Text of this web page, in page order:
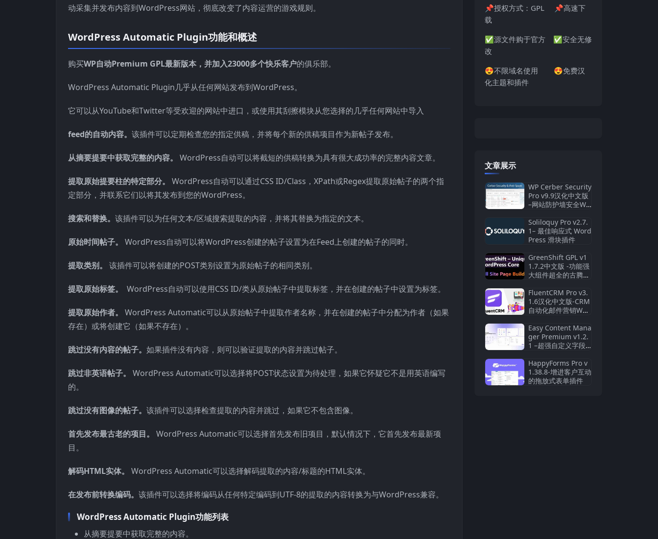
动采集并发布内容到WordPress网站，彻底改变了内容运营的游戏规则。
WordPress Automatic Plugin功能和概述
购买WP自动Premium GPL最新版本，并加入23000多个快乐客户的俱乐部。
WordPress Automatic Plugin几乎从任何网站发布到WordPress。
它可以从YouTube和Twitter等受欢迎的网站中进口，或使用其刮擦模块从您选择的几乎任何网站中导入
feed的自动内容。 该插件可以定期检查您的指定供稿，并将每个新的供稿项目作为新帖子发布。
从摘要提要中获取完整的内容。 WordPress自动可以将截短的供稿转换为具有很大成功率的完整内容文章。
提取原始提要柱的特定部分。
WordPress自动可以通过CSS ID/Class，XPath或Regex提取原始帖子的两个指
定部分，并联系它们以将其发布到您的WordPress。
搜索和替换。 该插件可以为任何文本/区域搜索提取的内容，并将其替换为指定的文本。
原始时间帖子。 WordPress自动可以将WordPress创建的帖子设置为在Feed上创建的帖子的同时。
提取类别。 该插件可以将创建的POST类别设置为原始帖子的相同类别。
提取原始标签。 WordPress自动可以使用CSS ID/类从原始帖子中提取标签，并在创建的帖子中设置为标签。
提取原始作者。
WordPress Automatic可以从原始帖子中提取作者名称，并在创建的帖子中分配为作者（如果
存在）或将创建它（如果不存在）。
跳过没有内容的帖子。 如果插件没有内容，则可以验证提取的内容并跳过帖子。
跳过非英语帖子。
WordPress Automatic可以选择将POST状态设置为待处理，如果它怀疑它不是用英语编写
的。
跳过没有图像的帖子。 该插件可以选择检查提取的内容并跳过，如果它不包含图像。
首先发布最古老的项目。
WordPress Automatic可以选择首先发布旧项目，默认情况下，它首先发布最新项
目。
解码HTML实体。 WordPress Automatic可以选择解码提取的内容/标题的HTML实体。
在发布前转换编码。 该插件可以选择将编码从任何特定编码到UTF-8的提取的内容转换为与WordPress兼容。
WordPress Automatic Plugin功能列表
从摘要提要中获取完整的内容。
📌授权方式：GPL 📌高速下
载
✅源文件购于官方 ✅安全无修
改
😍不限域名使用 😍免费汉
化主题和插件
文章展示
WP Cerber Security
Pro v9.9汉化中文版
–网站防护墙安全Wo
Soliloquy Pro v2.7.
1– 最佳响应式 Word
Press 滑块插件
GreenShift GPL v1
1.7.2中文版 -功能强
大组件超全的古腾堡
FluentCRM Pro v3.
1.6汉化中文版-CRM
自动化邮件营销Wor
Easy Content Mana
ger Premium v​​1.2.
1 –超强自定义字段
插件
HappyForms Pro v
1.38.8-增进客户互动
的拖放式表单插件